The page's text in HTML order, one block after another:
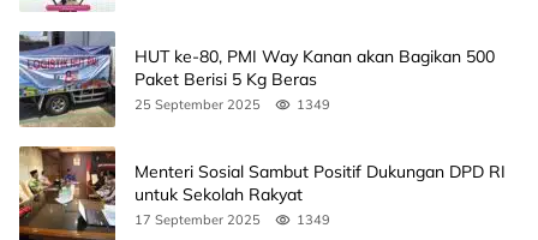
HUT ke-80, PMI Way Kanan akan Bagikan 500
Paket Berisi 5 Kg Beras
25 September 2025 1349
Menteri Sosial Sambut Positif Dukungan DPD RI
untuk Sekolah Rakyat
17 September 2025 1349